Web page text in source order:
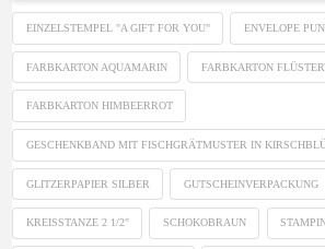
EINZELSTEMPEL "A GIFT FOR YOU" ENVELOPE
FARBKARTON AQUAMARIN FARBKARTON
FARBKARTON HIMBEERROT
GESCHENKBAND MIT FISCHGRÄTMUSTER IN
GLITZERPAPIER SILBER GUTSCHEINVERPACKUNG
KREISSTANZE 2 1/2" SCHOKOBRAUN